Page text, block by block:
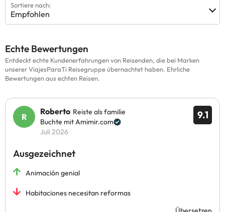
Sortiere nach:
Empfohlen
Echte Bewertungen
Entdeckt echte Kundenerfahrungen von Reisenden, die bei Marken
unserer ViajesParaTi Reisegruppe übernachtet haben. Ehrliche
Bewertungen aus echten Reisen.
9.1
Roberto Reiste als familie
Buchte mit Amimir.com
Juli 2026
Ausgezeichnet
Animación genial
Habitaciones necesitan reformas